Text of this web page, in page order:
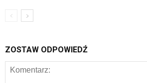
ZOSTAW ODPOWIEDŹ